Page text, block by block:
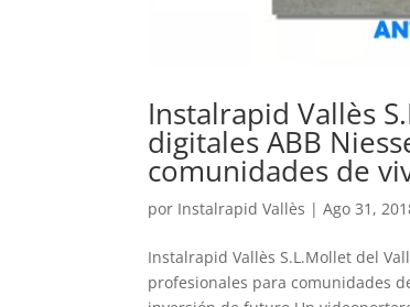
Instalrapid Vallès
digitales ABB
comunidades de
por Instalrapid Vallès |Ago 31,
Instalrapid Vallès S.L.Mollet del
profesionales para comunidades